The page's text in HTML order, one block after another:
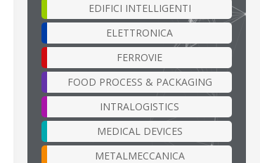
EDIFICI INTELLIGENTI
ELETTRONICA
FERROVIE
FOOD PROCESS & PACKAGING
INTRALOGISTICS
MEDICAL DEVICES
METALMECCANICA